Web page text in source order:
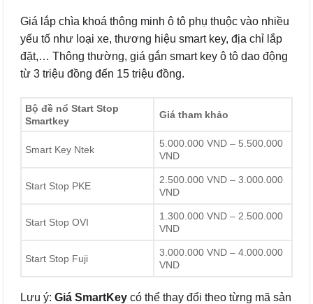
Giá lắp chìa khoá thông minh ô tô phụ thuộc vào nhiều
yếu tố như loại xe, thương hiệu smart key, địa chỉ lắp
đặt,… Thông thường, giá gắn smart key ô tô dao động
từ 3 triệu đồng đến 15 triệu đồng.
Bộ đề nổ Start Stop
Smartkey
Giá tham khảo
Smart Key Ntek
5.000.000 VND – 5.500.000
VND
Start Stop PKE
2.500.000 VND – 3.000.000
VND
Start Stop OVI
1.300.000 VND – 2.500.000
VND
Start Stop Fuji
3.000.000 VND – 4.000.000
VND
Lưu ý: Giá SmartKey có thể thay đổi theo từng mã sản